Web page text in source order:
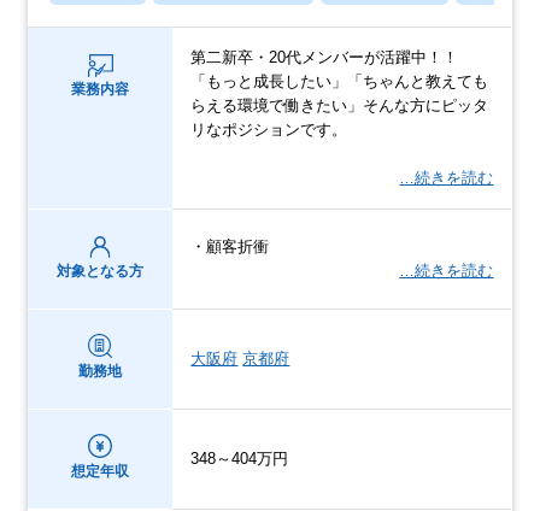
業務内容
第二新卒・20代メンバーが活躍中！！
「もっと成長したい」「ちゃんと教えても
らえる環境で働きたい」そんな方にピッタ
リなポジションです。
…続きを読む
対象となる方
・顧客折衝
…続きを読む
勤務地
大阪府 京都府
想定年収
348～404万円